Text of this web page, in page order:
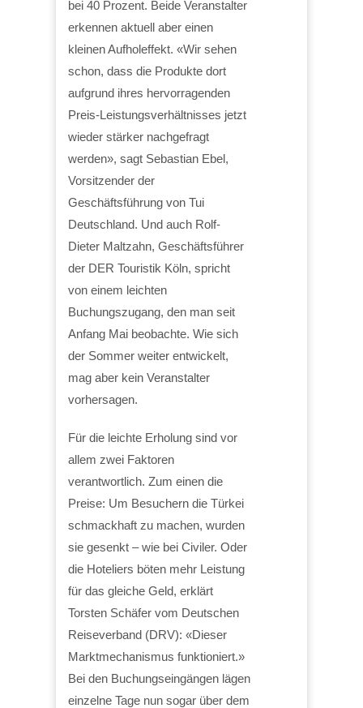
bei 40 Prozent. Beide Veranstalter
erkennen aktuell aber einen
kleinen Aufholeffekt. «Wir sehen
schon, dass die Produkte dort
aufgrund ihres hervorragenden
Preis-Leistungsverhältnisses jetzt
wieder stärker nachgefragt
werden», sagt Sebastian Ebel,
Vorsitzender der
Geschäftsführung von Tui
Deutschland. Und auch Rolf-
Dieter Maltzahn, Geschäftsführer
der DER Touristik Köln, spricht
von einem leichten
Buchungszugang, den man seit
Anfang Mai beobachte. Wie sich
der Sommer weiter entwickelt,
mag aber kein Veranstalter
vorhersagen.
Für die leichte Erholung sind vor
allem zwei Faktoren
verantwortlich. Zum einen die
Preise: Um Besuchern die Türkei
schmackhaft zu machen, wurden
sie gesenkt – wie bei Civiler. Oder
die Hoteliers böten mehr Leistung
für das gleiche Geld, erklärt
Torsten Schäfer vom Deutschen
Reiseverband (DRV): «Dieser
Marktmechanismus funktioniert.»
Bei den Buchungseingängen lägen
einzelne Tage nun sogar über dem